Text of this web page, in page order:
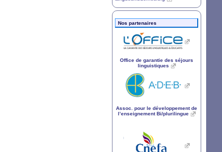
Nos partenaires
Office de garantie des séjours
linguistiques
Assoc. pour le développement de
l’enseignement Bi/plurilingue